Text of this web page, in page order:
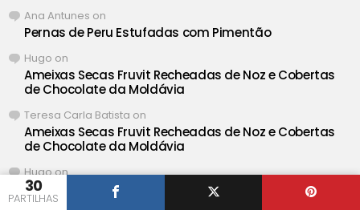
30
PARTILHAS
Ana Antunes on
Pernas de Peru Estufadas com Pimentão
Hugo on
Ameixas Secas Fruvit Recheadas de Noz e Cobertas
de Chocolate da Moldávia
Teresa Carla Batista on
Ameixas Secas Fruvit Recheadas de Noz e Cobertas
de Chocolate da Moldávia
Hugoon
Salada Cremosa de Salmão e Delicias do Mar com
Maionese